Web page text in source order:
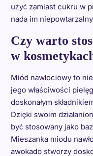
użyć zamiast cukru w
nada im
Czy warto
w
Miód nawłociowy to
jego właściwości
doskonałym
Dzięki swoim
być stosowany jako
Mieszanka miodu
awokado stworzy